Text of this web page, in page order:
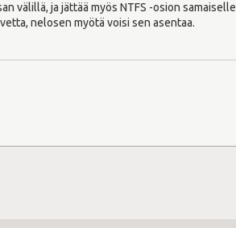
välillä, ja jättää myös NTFS -osion samaiselle
nelosen myötä voisi sen asentaa.